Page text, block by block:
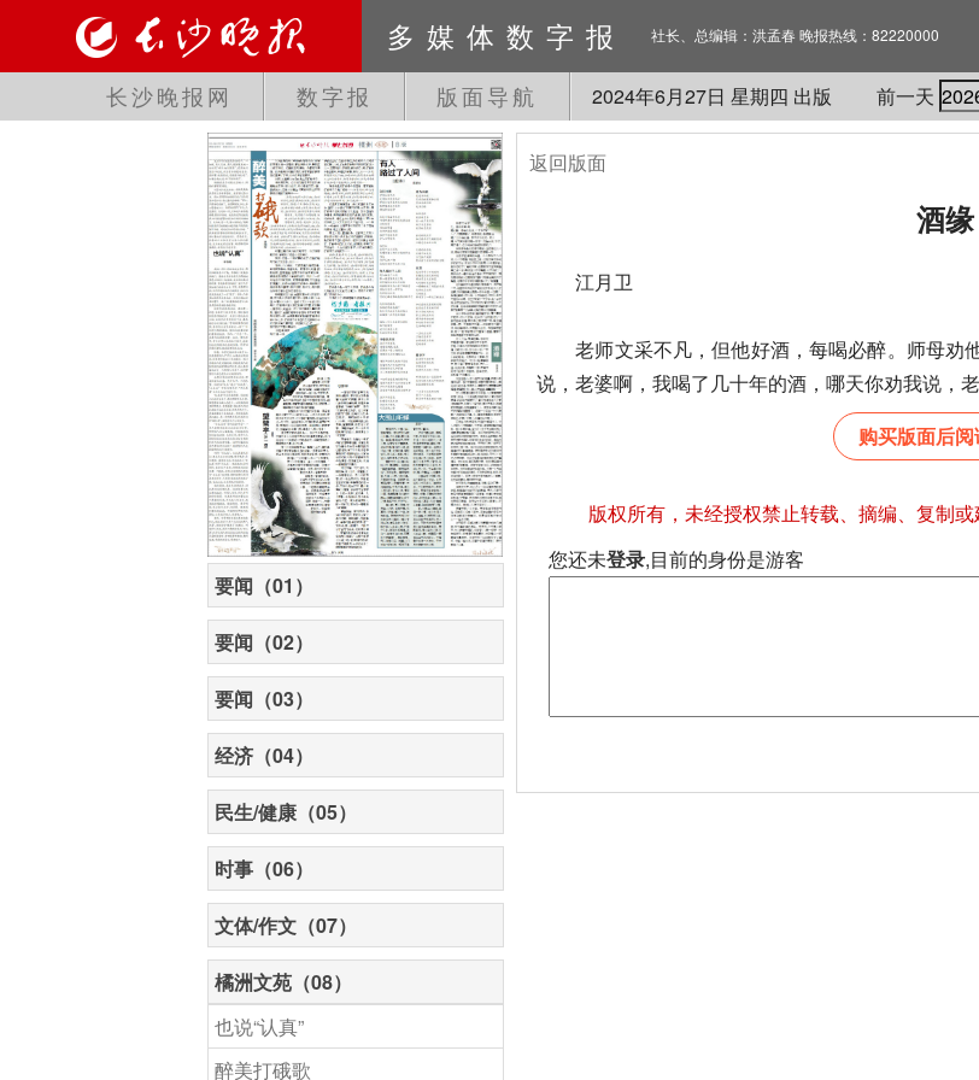
多媒体数字报 社长、总编辑：洪孟春 晚报热线：82220000
长沙晚报网 数字报 版面导航 2024年6月27日 星期四 出版 前一天
要闻（01）
要闻（02）
要闻（03）
经济（04）
民生/健康（05）
时事（06）
文体/作文（07）
橘洲文苑（08）
也说“认真”
醉美打硪歌
返回版面
酒缘
江月卫
老师文采不凡，但他好酒，每喝必醉。师母劝
说，老婆啊，我喝了几十年的酒，哪天你劝我说，
购买版面后
版权所有，未经授权禁止转载、摘编、复制
您还未登录,目前的身份是游客